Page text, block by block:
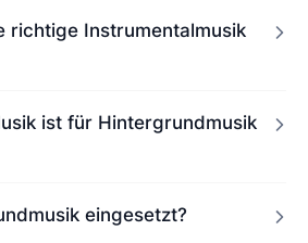
richtige Instrumentalmusik
ist für Hintergrundmusik
eingesetzt?